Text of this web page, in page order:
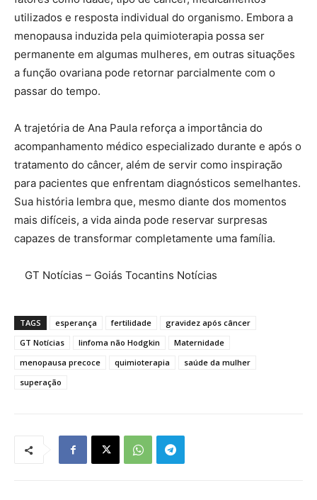
utilizados e resposta individual do organismo. Embora a
menopausa induzida pela quimioterapia possa ser
permanente em algumas mulheres, em outras situações
a função ovariana pode retornar parcialmente com o
passar do tempo.
A trajetória de Ana Paula reforça a importância do
acompanhamento médico especializado durante e após o
tratamento do câncer, além de servir como inspiração
para pacientes que enfrentam diagnósticos semelhantes.
Sua história lembra que, mesmo diante dos momentos
mais difíceis, a vida ainda pode reservar surpresas
capazes de transformar completamente uma família.
GT Notícias – Goiás Tocantins Notícias
TAGS esperança fertilidade
gravidez após câncer
GT Notícias
linfoma não Hodgkin
Maternidade
menopausa precoce
quimioterapia
saúde da mulher
superação